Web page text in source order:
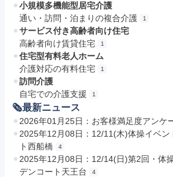
小規模多機能型居宅介護
通い・訪問・泊まりの複合介護
1
サービス付き高齢者向け住宅
高齢者向け賃貸住宅
1
住宅型有料老人ホーム
介護対応の有料住宅
1
訪問介護
自宅での介護支援
1
🗞最新ニュース
2026年01月25日：お客様満足度アンケ
2025年12月08日：12/11(木)体操イベン
ト西船橋
4
2025年12月08日：12/14(日)第2回・体
デンコート天王台
4